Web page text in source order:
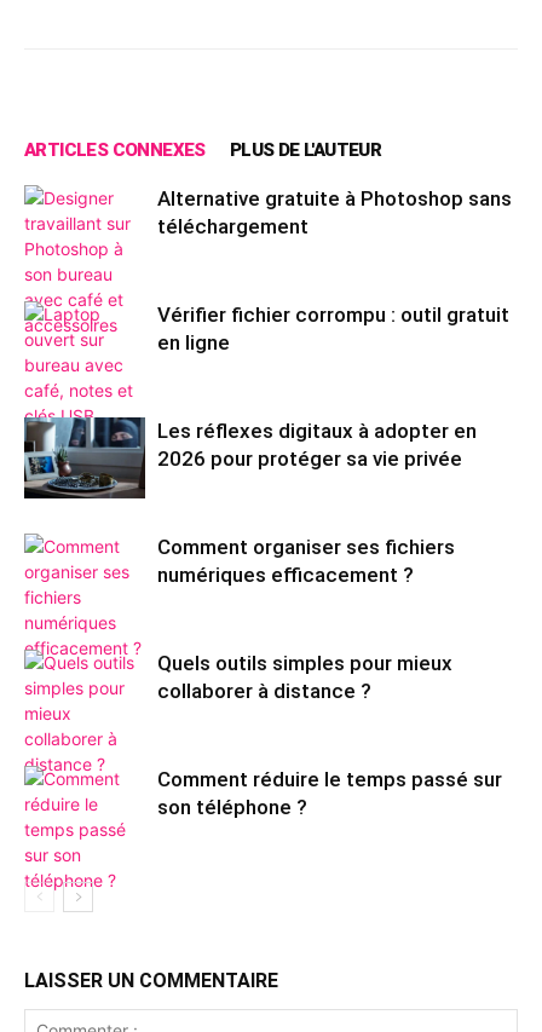
ARTICLES CONNEXES PLUS DE L'AUTEUR
Alternative gratuite à Photoshop sans
téléchargement
Vérifier fichier corrompu : outil gratuit
en ligne
Les réflexes digitaux à adopter en
2026 pour protéger sa vie privée
Comment organiser ses fichiers
numériques efficacement ?
Quels outils simples pour mieux
collaborer à distance ?
Comment réduire le temps passé sur
son téléphone ?
LAISSER UN COMMENTAIRE